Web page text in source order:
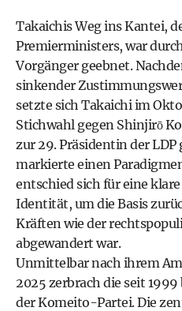
Takaichis Weg ins Kantei,
Premierministers, war
Vorgänger geebnet.
sinkender
setzte sich Takaichi im
Stichwahl gegen Shinjirō
zur 29. Präsidentin der LDP
markierte einen
entschied sich für eine
Identität, um die Basis
Kräften wie der
abgewandert war.
Unmittelbar nach ihrem
2025 zerbrach die seit
der Komeito-Partei. Die